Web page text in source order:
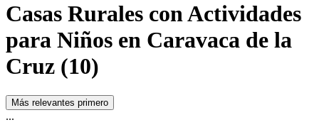
Casas Rurales con Actividades
para Niños en Caravaca de la
Cruz (10)
Más relevantes primero
...